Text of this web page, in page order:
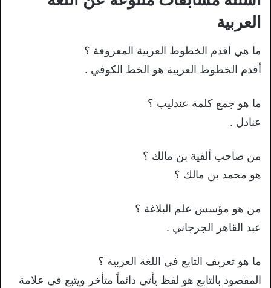
العربية
ما هي اقدم الخطوط العربية المعروفة ؟
أقدم الخطوط العربية هو الخط الكوفي .
ما هو جمع كلمة عندليب ؟
عنادل .
من صاحب ألفية بن مالك ؟
هو محمد بن مالك ؟
من هو مؤسس علم البلاغة ؟
عبد القاهر الجرجاني .
ما هو تعريف التابع في اللغة العربية ؟
المقصود بالتابع هو لفظ يأتي دائماً متأخر ويتبع في علامة